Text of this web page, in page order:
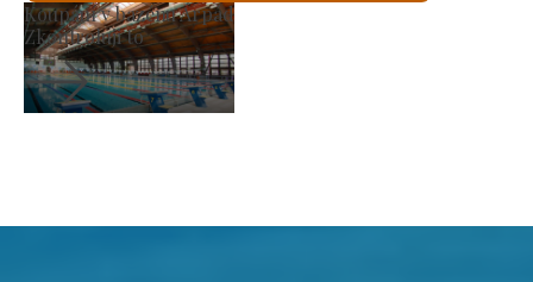
Římskokatolický kostel sv. László
Zkontroluji to